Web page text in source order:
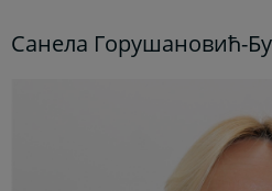
Санела Горушановић-